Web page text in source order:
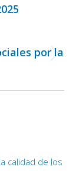
por la
calidad de los